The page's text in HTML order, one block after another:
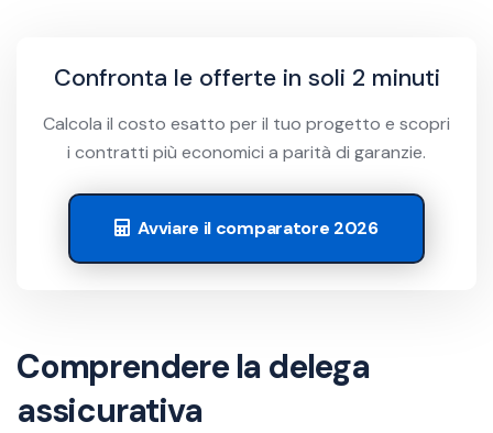
Confronta le offerte in soli 2 minuti
Calcola il costo esatto per il tuo progetto e scopri
i contratti più economici a parità di garanzie.
Avviare il comparatore 2026
Comprendere la delega
assicurativa